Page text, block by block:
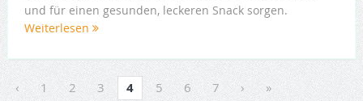
und für einen gesunden, leckeren Snack sorgen.
Weiterlesen
‹ 1 2 3 4 5 6 7 › »